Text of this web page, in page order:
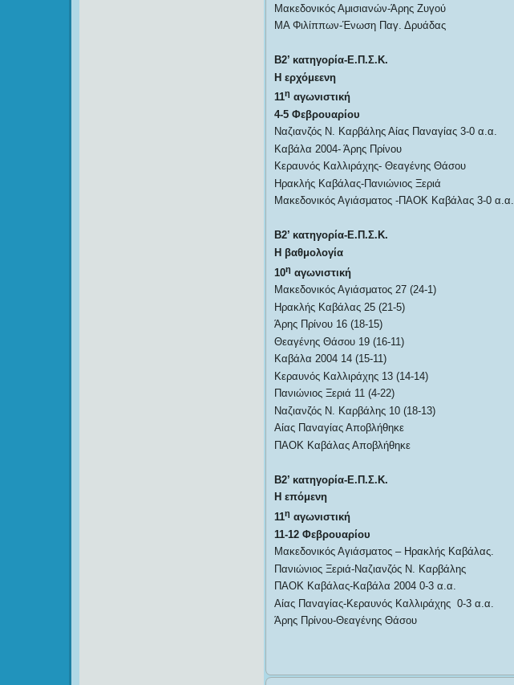
Μακεδονικός Αμισιανών-Άρης Ζυγού
ΜΑ Φιλίππων-Ένωση Παγ. Δρυάδας
Β2’ κατηγορία-Ε.Π.Σ.Κ.
Η ερχόμεενη
11η αγωνιστική
4-5 Φεβρουαρίου
Ναζιανζός Ν. Καρβάλης Αίας Παναγίας 3-0 α.α.
Καβάλα 2004- Άρης Πρίνου
Κεραυνός Καλλιράχης- Θεαγένης Θάσου
Ηρακλής Καβάλας-Πανιώνιος Ξεριά
Μακεδονικός Αγιάσματος -ΠΑΟΚ Καβάλας 3-0 α.α.
Β2’ κατηγορία-Ε.Π.Σ.Κ.
Η βαθμολογία
10η αγωνιστική
Μακεδονικός Αγιάσματος 27 (24-1)
Ηρακλής Καβάλας 25 (21-5)
Άρης Πρίνου 16 (18-15)
Θεαγένης Θάσου 19 (16-11)
Καβάλα 2004 14 (15-11)
Κεραυνός Καλλιράχης 13 (14-14)
Πανιώνιος Ξεριά 11 (4-22)
Ναζιανζός Ν. Καρβάλης 10 (18-13)
Αίας Παναγίας Αποβλήθηκε
ΠΑΟΚ Καβάλας Αποβλήθηκε
Β2’ κατηγορία-Ε.Π.Σ.Κ.
Η επόμενη
11η αγωνιστική
11-12 Φεβρουαρίου
Μακεδονικός Αγιάσματος – Ηρακλής Καβάλας.
Πανιώνιος Ξεριά-Ναζιανζός Ν. Καρβάλης
ΠΑΟΚ Καβάλας-Καβάλα 2004 0-3 α.α.
Αίας Παναγίας-Κεραυνός Καλλιράχης 0-3 α.α.
Άρης Πρίνου-Θεαγένης Θάσου